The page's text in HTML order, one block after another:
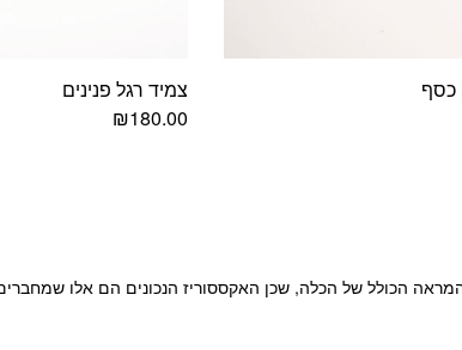
כסף
צמיד רגל פנינים
₪180.00
הכולל של הכלה, שכן האקססוריז הנכונים הם אלו